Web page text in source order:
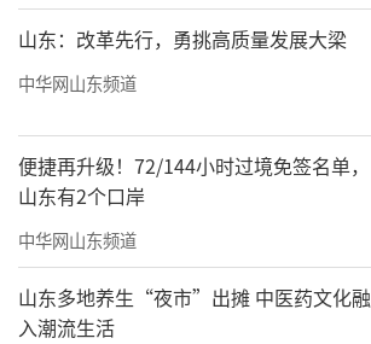
山东：改革先行，勇挑高质量发展大梁
中华网山东频道
便捷再升级！72/144小时过境免签名单，
山东有2个口岸
中华网山东频道
山东多地养生“夜市”出摊 中医药文化融
入潮流生活